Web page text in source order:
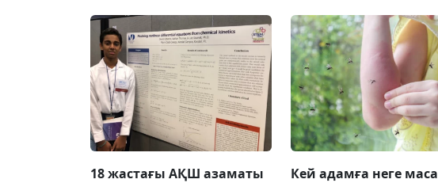
18 жастағы АҚШ азаматы Кей адамға неге маса